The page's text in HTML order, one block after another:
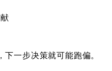
一步决策就可能跑偏。